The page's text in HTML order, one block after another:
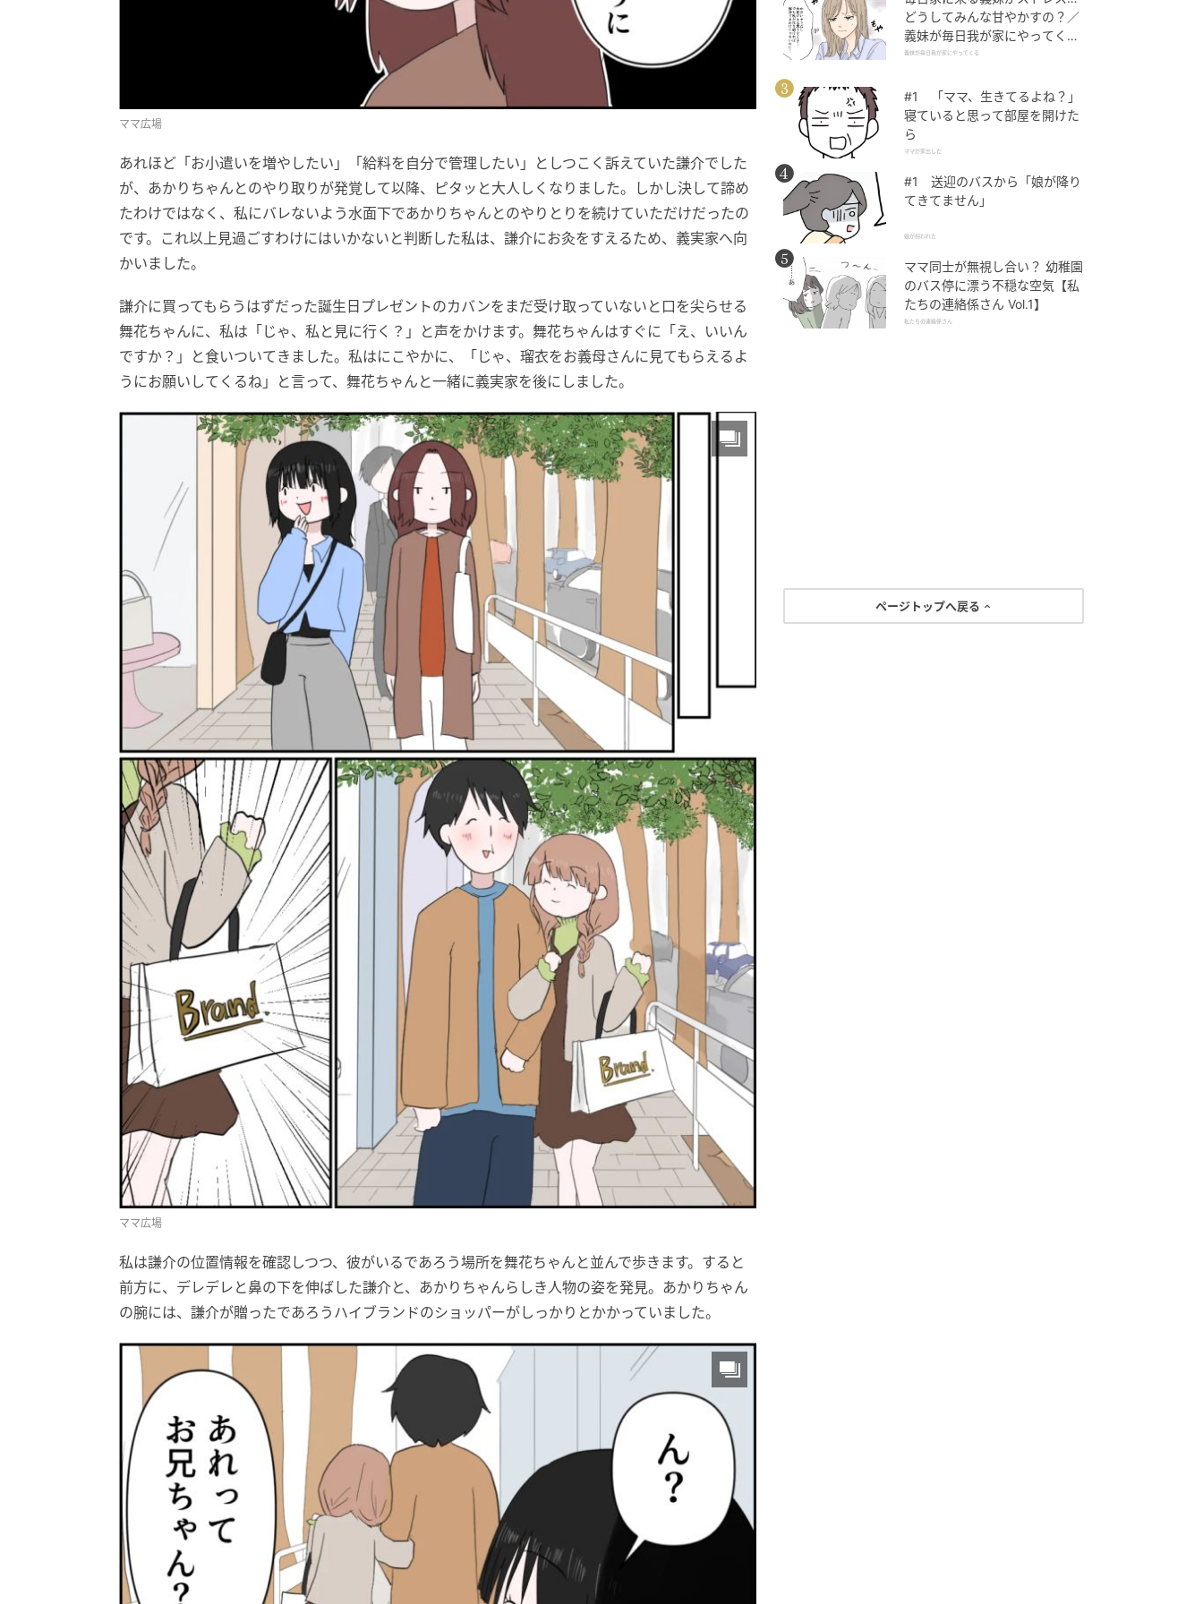
ママ広場
あれほど「お小遣いを増やしたい」「給料を自分で管理したい」としつこく訴えていた謙介でした
が、あかりちゃんとのやり取りが発覚して以降、ピタッと大人しくなりました。しかし決して諦め
たわけではなく、私にバレないよう水面下であかりちゃんとのやりとりを続けていただけだったの
です。これ以上見過ごすわけにはいかないと判断した私は、謙介にお灸をすえるため、義実家へ向
かいました。
謙介に買ってもらうはずだった誕生日プレゼントのカバンをまだ受け取っていないと口を尖らせる
舞花ちゃんに、私は「じゃ、私と見に行く？」と声をかけます。舞花ちゃんはすぐに「え、いいん
ですか？」と食いついてきました。私はにこやかに、「じゃ、瑠衣をお義母さんに見てもらえるよ
うにお願いしてくるね」と言って、舞花ちゃんと一緒に義実家を後にしました。
ママ広場
私は謙介の位置情報を確認しつつ、彼がいるであろう場所を舞花ちゃんと並んで歩きます。すると
前方に、デレデレと鼻の下を伸ばした謙介と、あかりちゃんらしき人物の姿を発見。あかりちゃん
の腕には、謙介が贈ったであろうハイブランドのショッパーがしっかりとかかっていました。
どうしてみんな甘やかすの？／
義妹が毎日我が家にやってくる
（1）【義父母がシンドイんで
義妹が毎日我が家にやってくる
#1 「ママ、生きてるよね？」
寝ていると思って部屋を開けた
ら
ママが家出した
#1 送迎のバスから「娘が降り
てきてません」
娘が拐われた
ママ同士が無視し合い？ 幼稚園
のバス停に漂う不穏な空気【私
たちの連絡係さん Vol.1】
私たちの連絡係さん
ページトップへ戻る